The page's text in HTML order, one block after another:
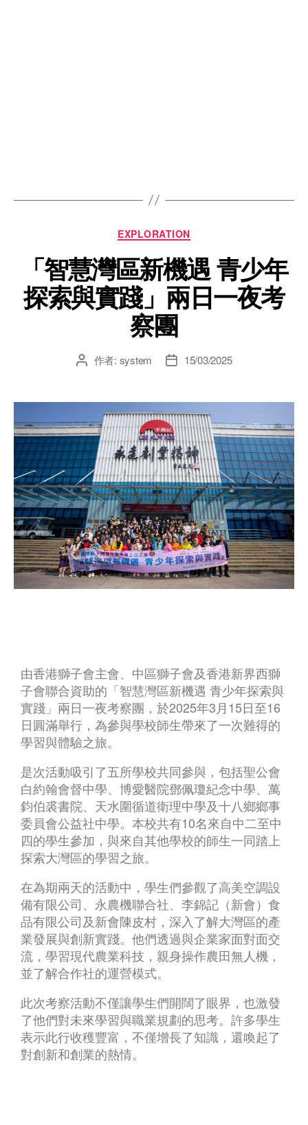
EXPLORATION
「智慧灣區新機遇 青少年
探索與實踐」兩日一夜考
察團
作者: system 15/03/2025
由香港獅子會主會、中區獅子會及香港新界西獅
子會聯合資助的「智慧灣區新機遇 青少年探索與
實踐」兩日一夜考察團，於2025年3月15日至16
日圓滿舉行，為參與學校師生帶來了一次難得的
學習與體驗之旅。
是次活動吸引了五所學校共同參與，包括聖公會
白約翰會督中學、博愛醫院鄧佩瓊紀念中學、萬
鈞伯裘書院、天水圍循道衛理中學及十八鄉鄉事
委員會公益社中學。本校共有10名來自中二至中
四的學生參加，與來自其他學校的師生一同踏上
探索大灣區的學習之旅。
在為期兩天的活動中，學生們參觀了高美空調設
備有限公司、永農機聯合社、李錦記（新會）食
品有限公司及新會陳皮村，深入了解大灣區的產
業發展與創新實踐。他們透過與企業家面對面交
流，學習現代農業科技，親身操作農田無人機，
並了解合作社的運營模式。
此次考察活動不僅讓學生們開闊了眼界，也激發
了他們對未來學習與職業規劃的思考。許多學生
表示此行收穫豐富，不僅增長了知識，還喚起了
對創新和創業的熱情。